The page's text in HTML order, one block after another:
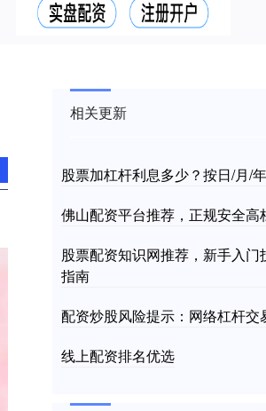
相关更新
股票加杠杆利息多少？按日/月/
佛山配资平台推荐，正规安全高
股票配资知识网推荐，新手入门
指南
配资炒股风险提示：网络杠杆交
线上配资排名优选